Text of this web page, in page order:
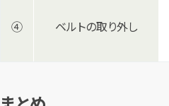
④ ベルトの取り外し